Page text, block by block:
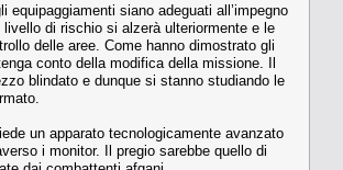
siano adeguati al­l’impegno
di rischio si alzerà ulte­riormente e le
delle aree. Come hanno dimostrato gli
conto della modifica della missione. Il
blindato ­e dunque si stanno studiando le
un apparato tecnologicamente avan­zato
i monitor. Il pregio sarebbe quello di